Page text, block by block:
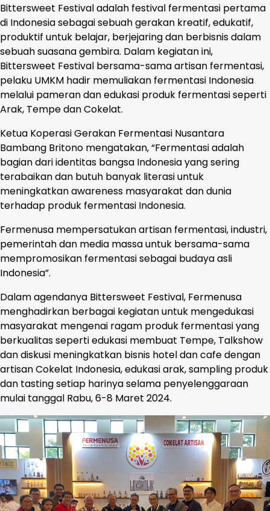
Bittersweet Festival adalah festival fermentasi pertama
di Indonesia sebagai sebuah gerakan kreatif, edukatif,
produktif untuk belajar, berjejaring dan berbisnis dalam
sebuah suasana gembira. Dalam kegiatan ini,
Bittersweet Festival bersama-sama artisan fermentasi,
pelaku UMKM hadir memuliakan fermentasi Indonesia
melalui pameran dan edukasi produk fermentasi seperti
Arak, Tempe dan Cokelat.
Ketua Koperasi Gerakan Fermentasi Nusantara
Bambang Britono mengatakan, “Fermentasi adalah
bagian dari identitas bangsa Indonesia yang sering
terabaikan dan butuh banyak literasi untuk
meningkatkan awareness masyarakat dan dunia
terhadap produk fermentasi Indonesia.
Fermenusa mempersatukan artisan fermentasi, industri,
pemerintah dan media massa untuk bersama-sama
mempromosikan fermentasi sebagai budaya asli
Indonesia”.
Dalam agendanya Bittersweet Festival, Fermenusa
menghadirkan berbagai kegiatan untuk mengedukasi
masyarakat mengenai ragam produk fermentasi yang
berkualitas seperti edukasi membuat Tempe, Talkshow
dan diskusi meningkatkan bisnis hotel dan cafe dengan
artisan Cokelat Indonesia, edukasi arak, sampling produk
dan tasting setiap harinya selama penyelenggaraan
mulai tanggal Rabu, 6-8 Maret 2024.